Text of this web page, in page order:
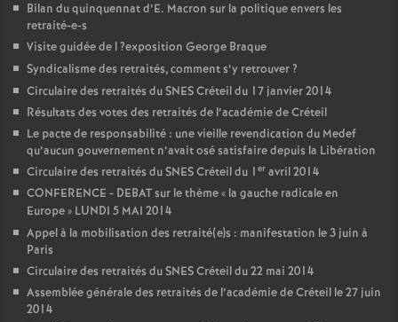
Bilan du quinquennat d’E. Macron sur la politique envers les
retraité-e-s
Visite guidée de l?exposition George Braque
Syndicalisme des retraités, comment s’y retrouver?
Circulaire des retraités duSNESCréteil du 17 janvier 2014
Résultats des votes des retraités de l’académie de Créteil
Le pacte de responsabilité : une vieille revendication du Medef
qu’aucun gouvernement n’avait osé satisfaire depuis la Libération
Circulaire des retraités duSNESCréteil du 1 er avril 2014
CONFERENCE - DEBATsur le thème « la gauche radicale en
Europe» LUNDI 5 MAI 2014
Appel à la mobilisation des retraité(e)s : manifestation le 3 juin à
Paris
Circulaire des retraités duSNESCréteil du 22 mai 2014
Assemblée générale des retraités de l’académie de Créteil le 27 juin
2014